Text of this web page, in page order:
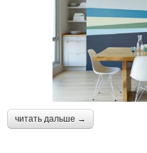
читать дальше →